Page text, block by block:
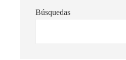
Búsquedas